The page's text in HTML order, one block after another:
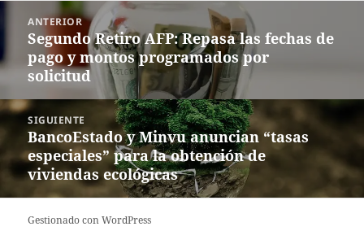
Navegación
entradas
ANTERIOR
Entrada
anterior:
Segundo Retiro AFP: Repasa las fechas de
pago y montos programados por
solicitud
SIGUIENTE
Entrada
siguiente:
BancoEstado y Minvu anuncian “tasas
especiales” para la obtención de
viviendas ecológicas
Gestionado con WordPress